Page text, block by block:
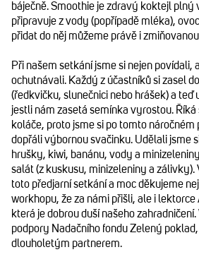
báječně. Smoothie je zdravý koktejl plný
připravuje z vody (popřípadě mléka),
přidat do něj můžeme právě i
Při našem setkání jsme si nejen povídali,
ochutnávali. Každý z účastníků si zasel
(ředkvičku, slunečnici nebo hrášek) a teď
jestli nám zasetá semínka vyrostou. Říká
koláče, proto jsme si po tomto
dopřáli výbornou svačinku. Udělali jsme
hrušky, kiwi, banánu, vody a
salát (z kuskusu, minizeleniny a zálivky).
toto předjarní setkání a moc děkujeme
workhopu, že za námi přišli, ale i
která je dobrou duší našeho
podpory Nadačního fondu Zelený
dlouholetým partnerem.